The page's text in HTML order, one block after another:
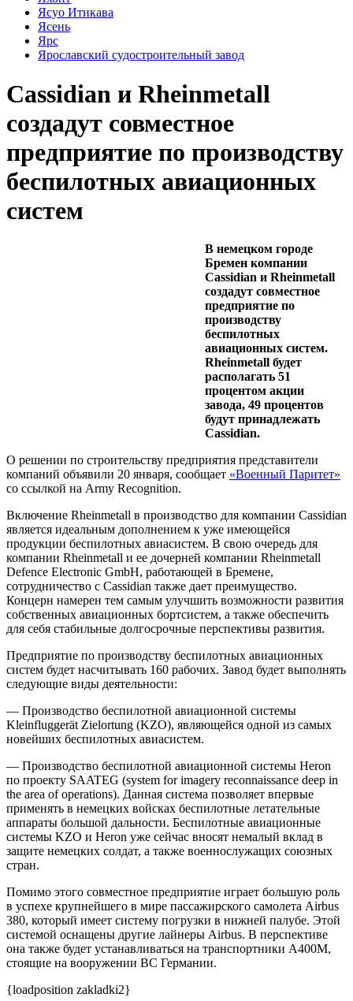
Ясуо Итикава
Ясень
Ярс
Ярославский судостроительный завод
Cassidian и Rheinmetall
создадут совместное
предприятие по производству
беспилотных авиационных
систем
В немецком городе
Бремен компании
Cassidian и Rheinmetall
создадут совместное
предприятие по
производству
беспилотных
авиационных систем.
Rheinmetall будет
располагать 51
процентом акции
завода, 49 процентов
будут принадлежать
Cassidian.
О решении по строительству предприятия представители
компаний объявили 20 января, сообщает «Военный Паритет»
со ссылкой на Army Recognition.
Включение Rheinmetall в производство для компании Cassidian
является идеальным дополнением к уже имеющейся
продукции беспилотных авиасистем. В свою очередь для
компании Rheinmetall и ее дочерней компании Rheinmetall
Defence Electronic GmbH, работающей в Бремене,
сотрудничество с Cassidian также дает преимущество.
Концерн намерен тем самым улучшить возможности развития
собственных авиационных бортсистем, а также обеспечить
для себя стабильные долгосрочные перспективы развития.
Предприятие по производству беспилотных авиационных
систем будет насчитывать 160 рабочих. Завод будет выполнять
следующие виды деятельности:
— Производство беспилотной авиационной системы
Kleinfluggerät Zielortung (KZO), являющейся одной из самых
новейших беспилотных авиасистем.
— Производство беспилотной авиационной системы Heron
по проекту SAATEG (system for imagery reconnaissance deep in
the area of operations). Данная система позволяет впервые
применять в немецких войсках беспилотные летательные
аппараты большой дальности. Беспилотные авиационные
системы KZO и Heron уже сейчас вносят немалый вклад в
защите немецких солдат, а также военнослужащих союзных
стран.
Помимо этого совместное предприятие играет большую роль
в успехе крупнейшего в мире пассажирского самолета Аirbus
380, который имеет систему погрузки в нижней палубе. Этой
системой оснащены другие лайнеры Airbus. В перспективе
она также будет устанавливаться на транспортники А400М,
стоящие на вооружении ВС Германии.
{loadposition zakladki2}